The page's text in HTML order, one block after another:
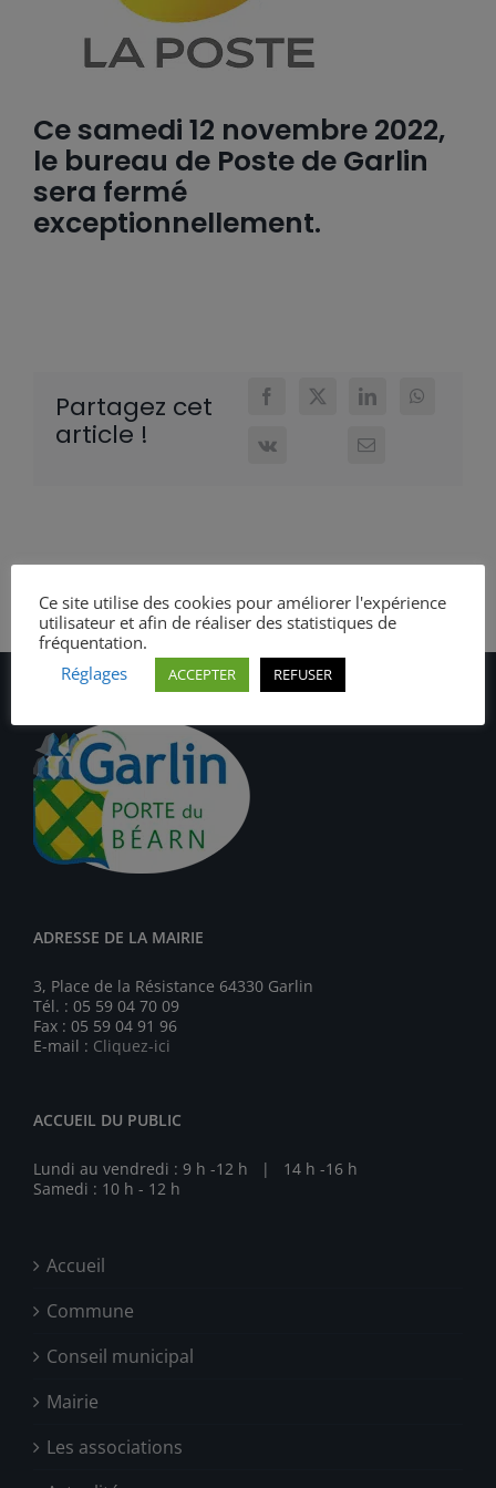
Ce samedi 12 novembre 2022,
le bureau de Poste de Garlin
sera fermé
exceptionnellement.
Partagez cet
article !
ADRESSE DE LA MAIRIE
3, Place de la Résistance 64330 Garlin
Tél. : 05 59 04 70 09
Fax : 05 59 04 91 96
E-mail : Cliquez-ici
ACCUEIL DU PUBLIC
Lundi au vendredi : 9 h -12 h | 14 h -16 h
Samedi : 10 h - 12 h
Accueil
Commune
Conseil municipal
Mairie
Les associations
Ce site utilise des cookies pour améliorer l'expérience
utilisateur et afin de réaliser des statistiques de
fréquentation.
Réglages
ACCEPTER REFUSER